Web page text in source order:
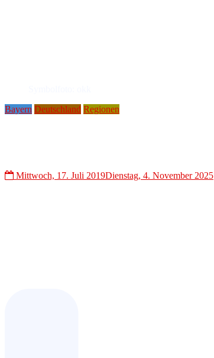
Bayern Deutschland Regionen
Mittwoch, 17. Juli 2019Dienstag, 4. November 2025